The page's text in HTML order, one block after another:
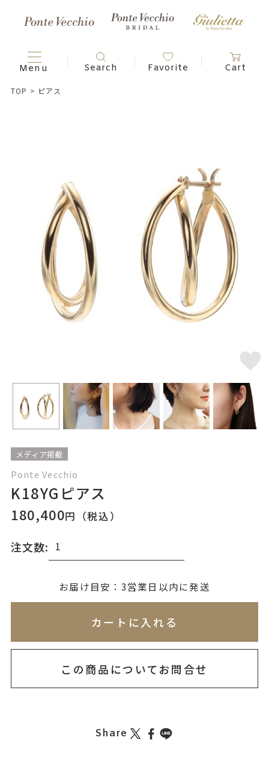
TOP > ピアス
メディア掲載
Ponte Vecchio
K18YGピアス
180,400円（税込）
注文数:
(刻印について)※必ず選択ください
お届け目安：3営業日以内に発送
カートに入れる
この商品についてお問合せ
Share